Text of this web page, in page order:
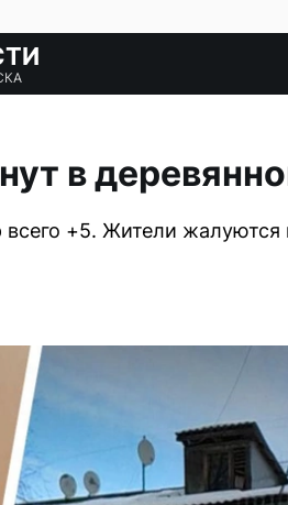
в
+5. Жители жалуются